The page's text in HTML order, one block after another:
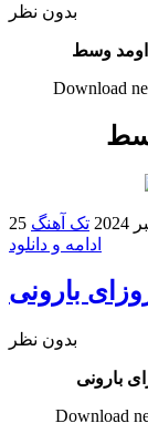
بدون نظر
وسط
Download
تک آهنگ
ادامه و دانلود
بارونی
بدون نظر
بارونی
Download